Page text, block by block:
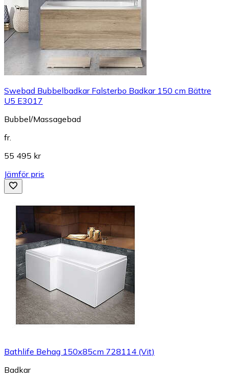
Swebad Bubbelbadkar Falsterbo Badkar 150 cm Bättre
U5 E3017
Bubbel/Massagebad
fr.
55 495 kr
Jämför pris
Bathlife Behag 150x85cm 728114 (Vit)
Badkar